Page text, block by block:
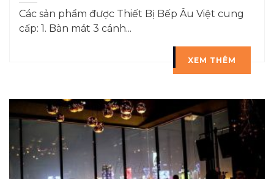
Các sản phẩm được Thiết Bị Bếp Âu Việt cung
cấp: 1. Bàn mát 3 cánh...
XEM THÊM